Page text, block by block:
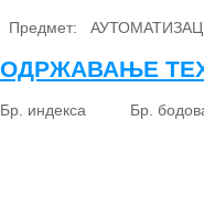
Предмет:
ОДРЖАВАЊЕ
Бр. индекса Бр. бодова